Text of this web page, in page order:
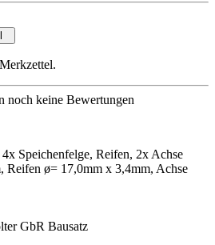
noch keine Bewertungen
Speichenfelge, Reifen, 2x Achse
Reifen ø= 17,0mm x 3,4mm, Achse
GbR Bausatz